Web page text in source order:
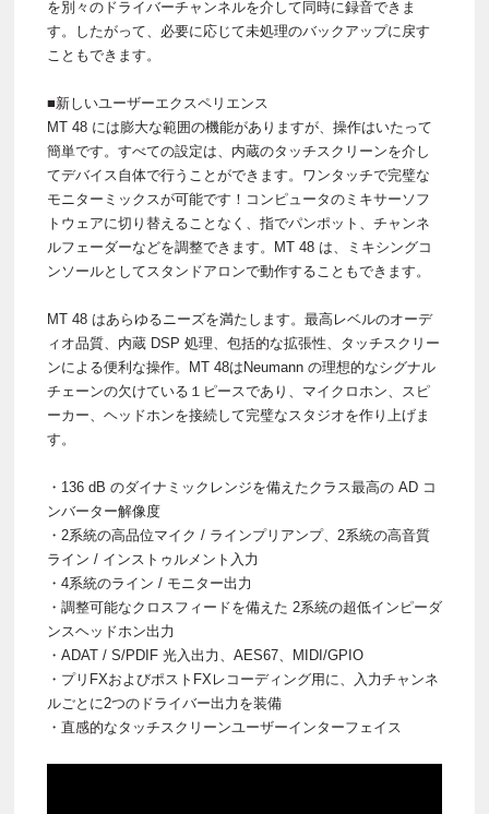
を別々のドライバーチャンネルを介して同時に録音できま
す。したがって、必要に応じて未処理のバックアップに戻す
こともできます。
■新しいユーザーエクスペリエンス
MT 48 には膨大な範囲の機能がありますが、操作はいたって
簡単です。すべての設定は、内蔵のタッチスクリーンを介し
てデバイス自体で行うことができます。ワンタッチで完璧な
モニターミックスが可能です！コンピュータのミキサーソフ
トウェアに切り替えることなく、指でパンポット、チャンネ
ルフェーダーなどを調整できます。MT 48 は、ミキシングコ
ンソールとしてスタンドアロンで動作することもできます。
MT 48 はあらゆるニーズを満たします。最高レベルのオーデ
ィオ品質、内蔵 DSP 処理、包括的な拡張性、タッチスクリー
ンによる便利な操作。MT 48はNeumann の理想的なシグナル
チェーンの欠けている１ピースであり、マイクロホン、スピ
ーカー、ヘッドホンを接続して完璧なスタジオを作り上げま
す。
・136 dB のダイナミックレンジを備えたクラス最高の AD コ
ンバーター解像度
・2系統の高品位マイク / ラインプリアンプ、2系統の高音質
ライン / インストゥルメント入力
・4系統のライン / モニター出力
・調整可能なクロスフィードを備えた 2系統の超低インピーダ
ンスヘッドホン出力
・ADAT / S/PDIF 光入出力、AES67、MIDI/GPIO
・プリFXおよびポストFXレコーディング用に、入力チャンネ
ルごとに2つのドライバー出力を装備
・直感的なタッチスクリーンユーザーインターフェイス